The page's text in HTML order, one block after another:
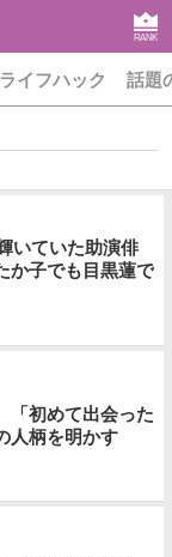
RANK
ライフハック 話題
いていた助演俳
子でも目黒蓮で
初めて出会った
柄を明かす